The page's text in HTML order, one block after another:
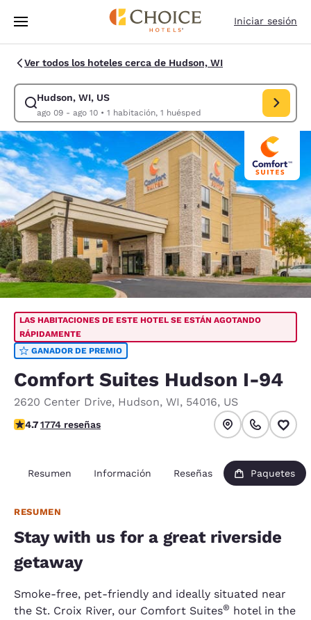
Saltar A Contenido Principal
Iniciar sesión
Ver todos los hoteles cerca de Hudson, WI
Hudson, WI, US
ago 09 - ago 10• 1 habitación, 1 huésped
Modificar búsqueda para Hudson, WI, US. Fecha de entrada ago 09,
LAS HABITACIONES DE ESTE HOTEL SE ESTÁN AGOTANDO
RÁPIDAMENTE
GANADOR DE PREMIO
Comfort Suites Hudson I-94
2620 Center Drive, Hudson, WI, 54016, US
Calificación de 4.69 estrellas. Excepcional.
4.71774 reseñas
Resumen Información Reseñas Paquetes
RESUMEN
Stay with us for a great riverside
getaway
Smoke-free, pet-friendly and ideally situated near
the St. Croix River, our Comfort Suites® hotel in the